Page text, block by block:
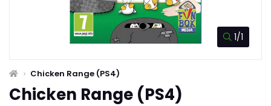
1/1
Chicken Range (PS4)
Chicken Range (PS4)